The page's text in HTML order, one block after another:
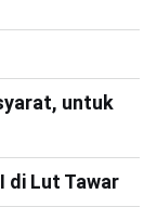
untuk
di Lut Tawar